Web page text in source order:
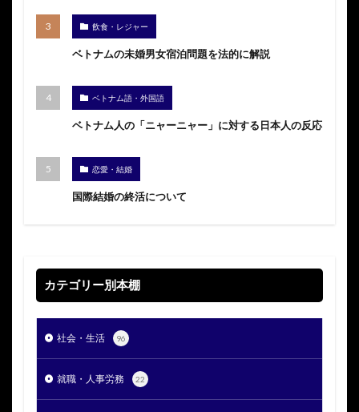
飲食・レジャー
ベトナムの未婚男女宿泊問題を法的に解説
ベトナム語・外国語
ベトナム人の「ニャーニャー」に対する日本人の反応
恋愛・結婚
国際結婚の終活について
カテゴリー別本棚
社会・生活 96
就職・人事労務 22